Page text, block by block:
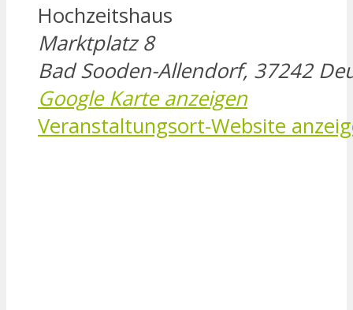
Hochzeitshaus
Marktplatz 8
Bad Sooden-Allendorf, 37242
Google Karte anzeigen
Veranstaltungsort-Website